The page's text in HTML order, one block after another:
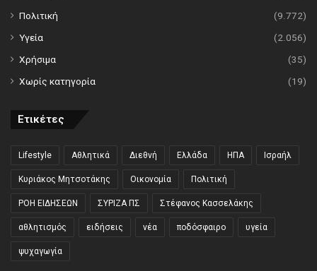
Πολιτική
(9.772)
Υγεία
(2.056)
Χρήσιμα
(35)
Χωρίς κατηγορία
(19)
Ετικέτες
Lifestyle Αθλητικά Διεθνή Ελλάδα ΗΠΑ Ισραήλ
Κυριάκος Μητσοτάκης Οικονομία Πολιτική
ΡΟΗ ΕΙΔΗΣΕΩΝ ΣΥΡΙΖΑ ΠΣ Στέφανος Κασσελάκης
αθλητισμός ειδήσεις νέα ποδόσφαιρο υγεία
ψυχαγωγία